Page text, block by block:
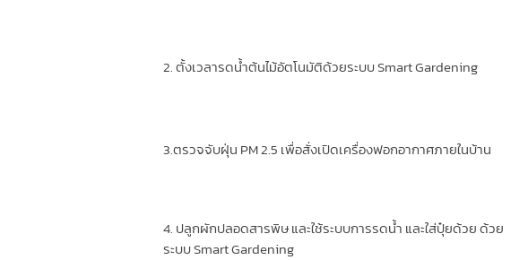
2. ตั้งเวลารดน้ำต้นไม้อัตโนมัติด้วยระบบ Smart Gardening
3.ตรวจจับฝุ่น PM 2.5 เพื่อสั่งเปิดเครื่องฟอกอากาศภายในบ้าน
4. ปลูกผักปลอดสารพิษ และใช้ระบบการรดน้ำ และใส่ปุ๋ยด้วย ด้วย
ระบบ Smart Gardening